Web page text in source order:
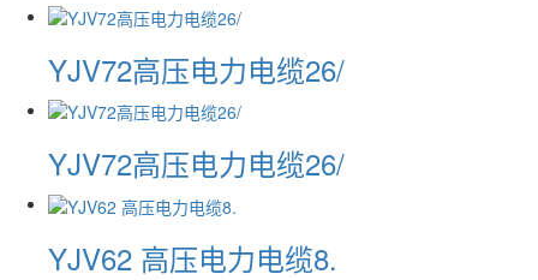
YJV72高压电力电缆26/
YJV72高压电力电缆26/
YJV62 高压电力电缆8.